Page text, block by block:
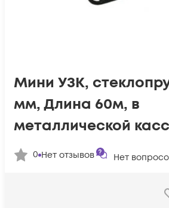
Мини УЗК,
мм, Длина 60м, в
металлической
0 Нет отзывов Нет